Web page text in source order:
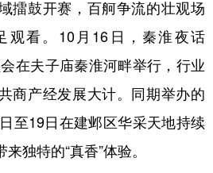
擂鼓开赛，百舸争流的壮观场
观看。10月16日，秦淮夜话
在夫子庙秦淮河畔举行，行业
商产经发展大计。同期举办的
至19日在建邺区华采天地持续
独特的“真香”体验。